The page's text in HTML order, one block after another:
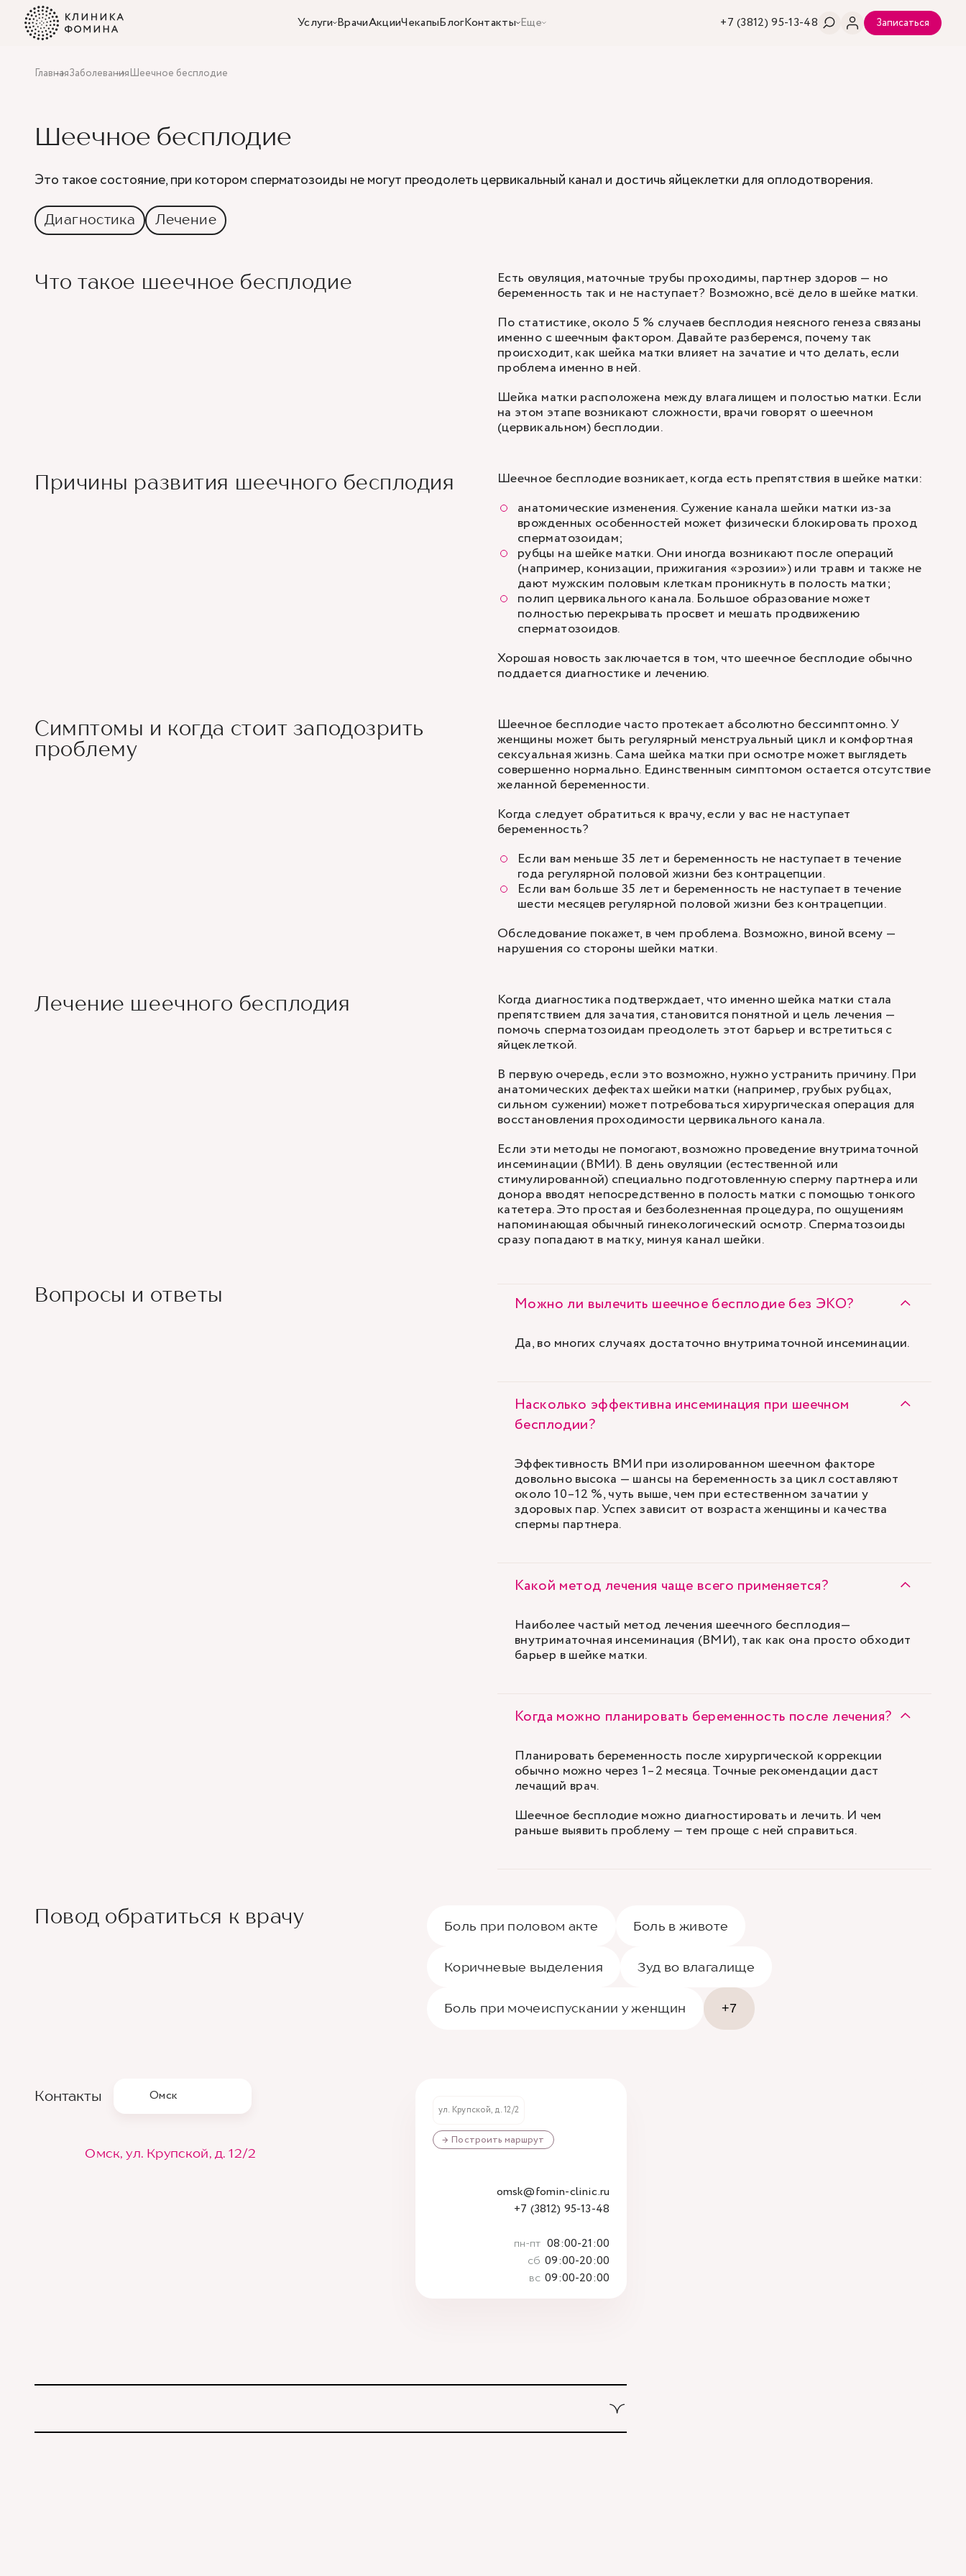
Услуги ВрачиАкцииЧекапыБлогКонтакты Еще +7 (3812) 95-13-48 Записаться
ГлавнаяЗаболеванияШеечное бесплодие
Шеечное бесплодие
Это такое состояние, при котором сперматозоиды не могут преодолеть цервикальный канал и достичь яйцеклетки для оплодотворения.
Диагностика Лечение
Что такое шеечное бесплодие
Есть овуляция, маточные трубы проходимы, партнер здоров — но
беременность так и не наступает? Возможно, всё дело в шейке матки.
По статистике, около 5 % случаев бесплодия неясного генеза связаны
именно с шеечным фактором. Давайте разберемся, почему так
происходит, как шейка матки влияет на зачатие и что делать, если
проблема именно в ней.
Шейка матки расположена между влагалищем и полостью матки. Если
на этом этапе возникают сложности, врачи говорят о шеечном
(цервикальном) бесплодии.
Причины развития шеечного бесплодия
Шеечное бесплодие возникает, когда есть препятствия в шейке матки:
анатомические изменения. Сужение канала шейки матки из-за
врожденных особенностей может физически блокировать проход
сперматозоидам;
рубцы на шейке матки. Они иногда возникают после операций
(например, конизации, прижигания «эрозии») или травм и также не
дают мужским половым клеткам проникнуть в полость матки;
полип цервикального канала. Большое образование может
полностью перекрывать просвет и мешать продвижению
сперматозоидов.
Хорошая новость заключается в том, что шеечное бесплодие обычно
поддается диагностике и лечению.
Симптомы и когда стоит заподозрить
проблему
Шеечное бесплодие часто протекает абсолютно бессимптомно. У
женщины может быть регулярный менструальный цикл и комфортная
сексуальная жизнь. Сама шейка матки при осмотре может выглядеть
совершенно нормально. Единственным симптомом остается отсутствие
желанной беременности.
Когда следует обратиться к врачу, если у вас не наступает
беременность?
Если вам меньше 35 лет и беременность не наступает в течение
года регулярной половой жизни без контрацепции.
Если вам больше 35 лет и беременность не наступает в течение
шести месяцев регулярной половой жизни без контрацепции.
Обследование покажет, в чем проблема. Возможно, виной всему —
нарушения со стороны шейки матки.
Лечение шеечного бесплодия
Когда диагностика подтверждает, что именно шейка матки стала
препятствием для зачатия, становится понятной и цель лечения —
помочь сперматозоидам преодолеть этот барьер и встретиться с
яйцеклеткой.
В первую очередь, если это возможно, нужно устранить причину. При
анатомических дефектах шейки матки (например, грубых рубцах,
сильном сужении) может потребоваться хирургическая операция для
восстановления проходимости цервикального канала.
Если эти методы не помогают, возможно проведение внутриматочной
инсеминации (ВМИ). В день овуляции (естественной или
стимулированной) специально подготовленную сперму партнера или
донора вводят непосредственно в полость матки с помощью тонкого
катетера. Это простая и безболезненная процедура, по ощущениям
напоминающая обычный гинекологический осмотр. Сперматозоиды
сразу попадают в матку, минуя канал шейки.
Вопросы и ответы Можно ли вылечить шеечное бесплодие без ЭКО?
Да, во многих случаях достаточно внутриматочной инсеминации.
Насколько эффективна инсеминация при шеечном
бесплодии?
Эффективность ВМИ при изолированном шеечном факторе
довольно высока — шансы на беременность за цикл составляют
около 10–12 %, чуть выше, чем при естественном зачатии у
здоровых пар. Успех зависит от возраста женщины и качества
спермы партнера.
Какой метод лечения чаще всего применяется?
Наиболее частый метод лечения шеечного бесплодия—
внутриматочная инсеминация (ВМИ), так как она просто обходит
барьер в шейке матки.
Когда можно планировать беременность после лечения?
Планировать беременность после хирургической коррекции
обычно можно через 1–2 месяца. Точные рекомендации даст
лечащий врач.
Шеечное бесплодие можно диагностировать и лечить. И чем
раньше выявить проблему — тем проще с ней справиться.
Повод обратиться к врачу Боль при половом акте Боль в животе
Коричневые выделения Зуд во влагалище
Боль при мочеиспускании у женщин +7
Контакты Омск
Омск, ул. Крупской, д. 12/2
ул. Крупской, д. 12/2
→ Построить маршрут
omsk@fomin-clinic.ru
+7 (3812) 95-13-48
пн-пт 08:00-21:00
сб 09:00-20:00
вс 09:00-20:00